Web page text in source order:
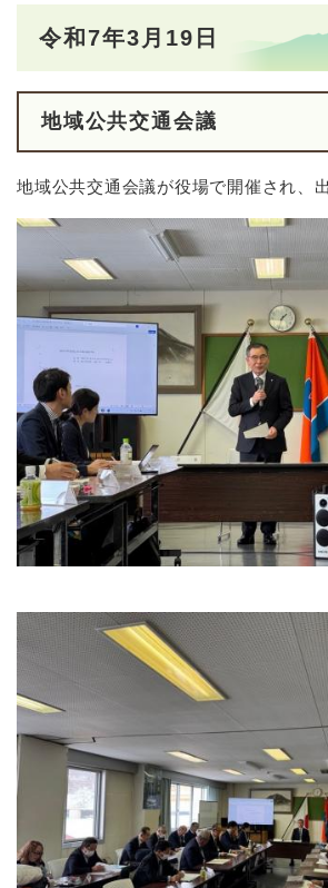
令和7年3月19日
地域公共交通会議
地域公共交通会議が役場で開催され、